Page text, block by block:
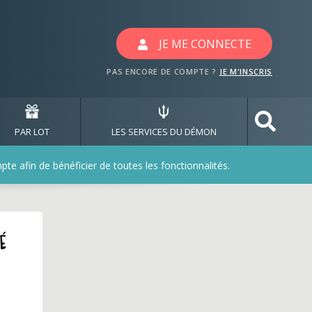
JE ME CONNECTE
PAS ENCORE DE COMPTE ? JE M'INSCRIS
PAR LOT LES SERVICES DU DÉMON
afin de bénéficier de toutes les fonctionnalités.